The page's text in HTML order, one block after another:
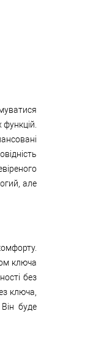
функцій.
але
ключа
без
ключа,
буде